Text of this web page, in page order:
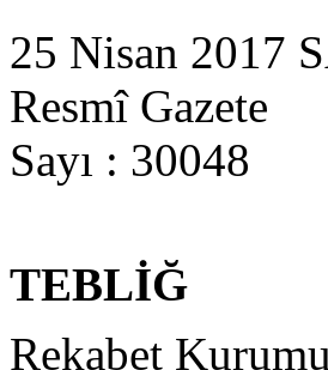
25 Nisan 2017
Resmî Gazete
Sayı : 30048
TEBLİĞ
Rekabet